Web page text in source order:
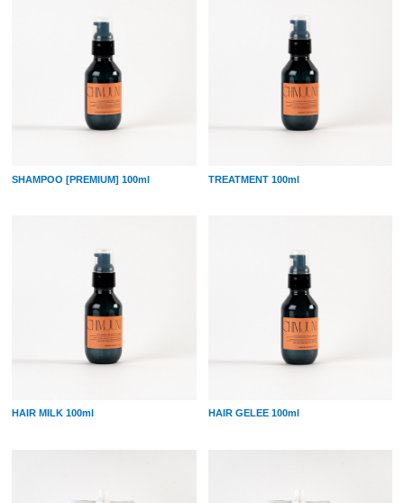
SHAMPOO [PREMIUM] 100ml TREATMENT 100ml
HAIR MILK 100ml HAIR GELEE 100ml